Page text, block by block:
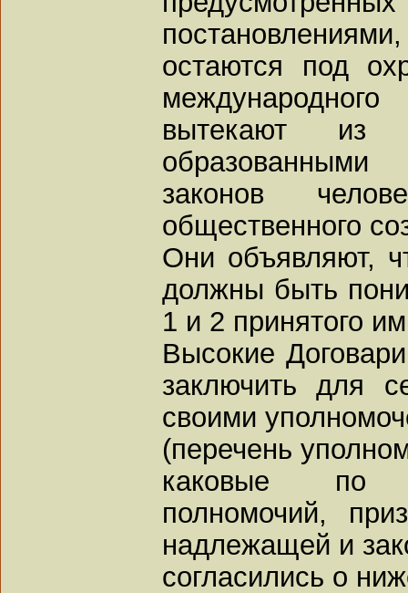
остаются под
вытекают из
законов
общественного
Они объявляют,
должны быть
1 и 2 принятого
Высокие
заключить для
своими
(перечень
каковые по
полномочий,
надлежащей и
согласились о